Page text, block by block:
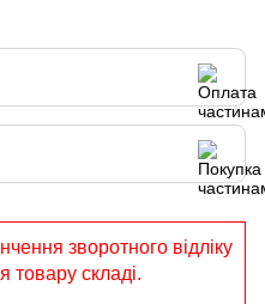
зворотного відліку
товару складі.